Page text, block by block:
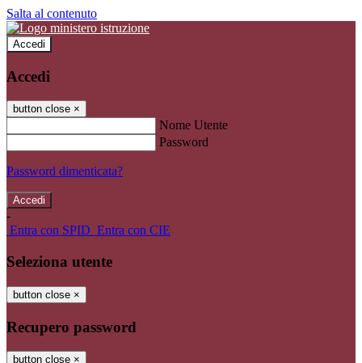
Salta al contenuto
Accedi
Accedi
button close ×
Nome Utente
Password
Password dimenticata?
-
Entra con SPID Entra con CIE
Seleziona utente
button close ×
Recupero password
button close ×